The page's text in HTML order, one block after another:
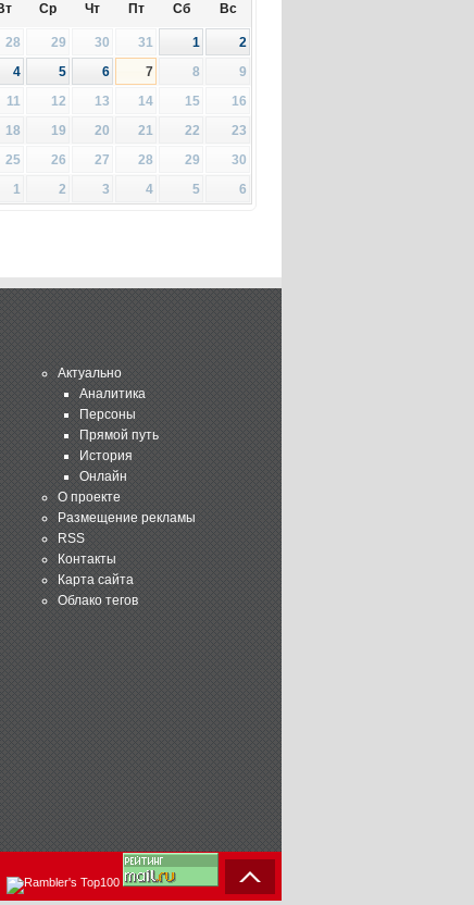
Ср Чт Пт Сб Вс
28 29 30 31 1
2
4 5 6 7 8
9
11 12 13 14 15
16
18 19 20 21 22
23
25 26 27 28 29
30
1 2 3 4 5 6
Актуально
Аналитика
Персоны
Прямой путь
История
Онлайн
О проекте
Размещение рекламы
RSS
Контакты
Карта сайта
Облако тегов